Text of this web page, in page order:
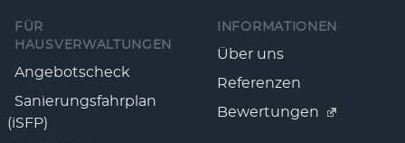
FÜR
HAUSVERWALTUNGEN
Angebotscheck
Sanierungsfahrplan
(iSFP)
INFORMATIONEN
Über uns
Referenzen
Bewertungen